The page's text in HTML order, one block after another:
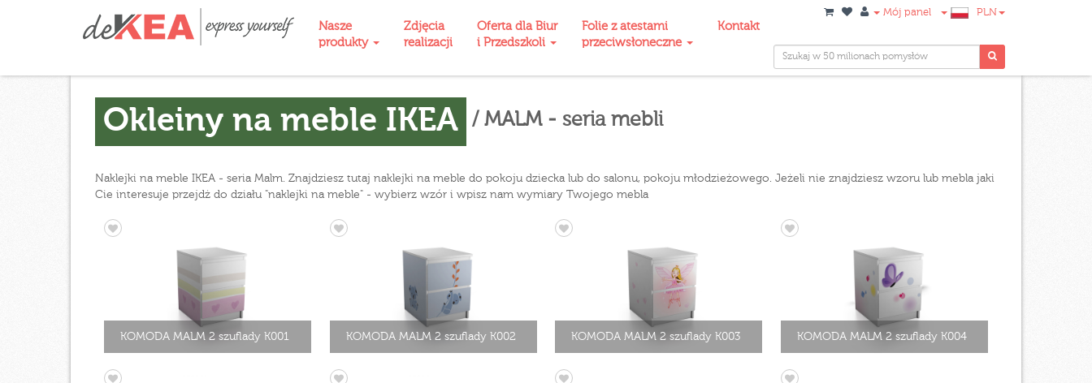
Nasze
produkty
Zdjęcia
realizacji
Oferta dla Biur
i Przedszkoli
Folie z atestami
przeciwsłoneczne
Kontakt
Mój panel PLN
Okleiny na meble IKEA / MALM - seria mebli
Naklejki na meble IKEA - seria Malm. Znajdziesz tutaj naklejki na meble do pokoju dziecka lub do salonu, pokoju młodzieżowego. Jeżeli nie znajdziesz wzoru lub mebla jaki
Cie interesuje przejdż do działu "naklejki na meble" - wybierz wzór i wpisz nam wymiary Twojego mebla
KOMODA MALM 2 szuflady K001 KOMODA MALM 2 szuflady K002 KOMODA MALM 2 szuflady K003 KOMODA MALM 2 szuflady K004